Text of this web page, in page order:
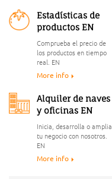
Estadísticas de
productos EN
Comprueba el precio de
los productos en tiempo
real. EN
More info
Alquiler de naves
y oficinas EN
Inicia, desarrolla o amplia
tu negocio con nosotros.
EN
More info